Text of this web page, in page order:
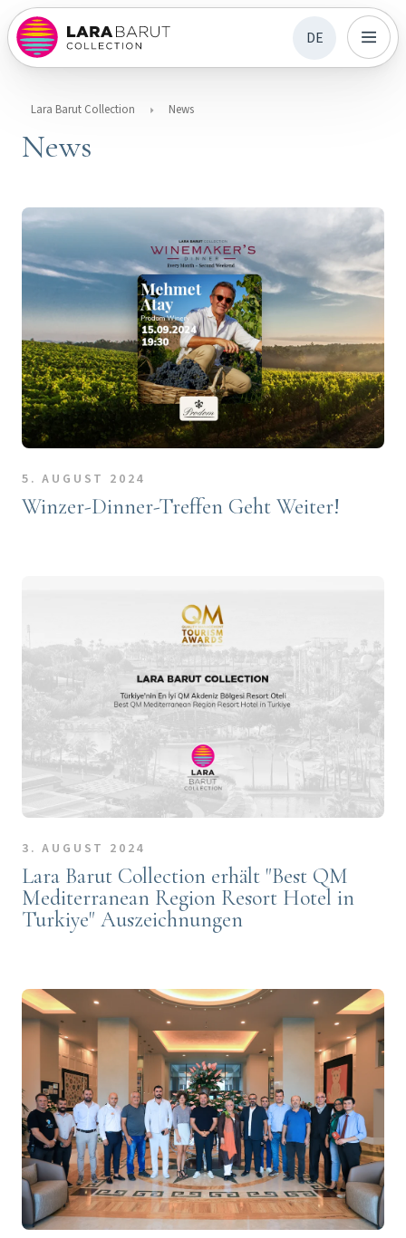
DE
Lara Barut Collection News
News
5. AUGUST 2024
Winzer-Dinner-Treffen Geht Weiter!
3. AUGUST 2024
Lara Barut Collection erhält "Best QM
Mediterranean Region Resort Hotel in
Turkiye" Auszeichnungen